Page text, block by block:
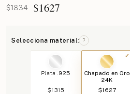
$1834 $1627
Selecciona material: ?
Plata .925
$1315
Chapado en Oro
24K
$1627